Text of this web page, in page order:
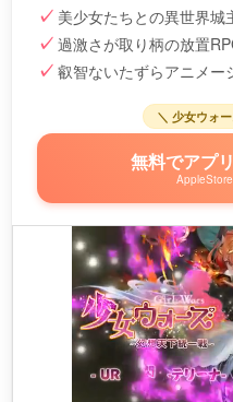
美少女たちとの異世界城
過激さが取り柄の放置
叡智ないたずらアニメー
＼ 少女ウォ
無料でアプ